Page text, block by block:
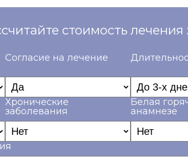
стоимость
Согласие на лечение
Хронические
заболевания
Белая
анамнезе